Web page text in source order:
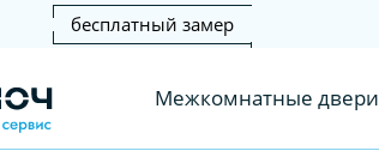
бесплатный замер
Межкомнатные двери